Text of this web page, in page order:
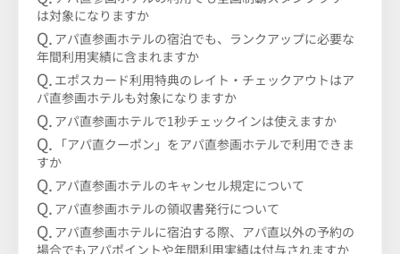
は対象になりますか
アパ直参画ホテルの宿泊でも、ランクアップに必要な
年間利用実績に含まれますか
エポスカード利用特典のレイト・チェックアウトはア
パ直参画ホテルも対象になりますか
アパ直参画ホテルで1秒チェックインは使えますか
「アパ直クーポン」をアパ直参画ホテルで利用できま
すか
アパ直参画ホテルのキャンセル規定について
アパ直参画ホテルの領収書発行について
アパ直参画ホテルに宿泊する際、アパ直以外の予約の
場合でもアパポイントや年間利用実績は付与されますか